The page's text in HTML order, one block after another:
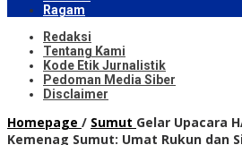
Ragam
Redaksi
Tentang Kami
Kode Etik Jurnalistik
Pedoman Media Siber
Disclaimer
Homepage / Sumut Gelar Upacara
Kemenag Sumut: Umat Rukun dan